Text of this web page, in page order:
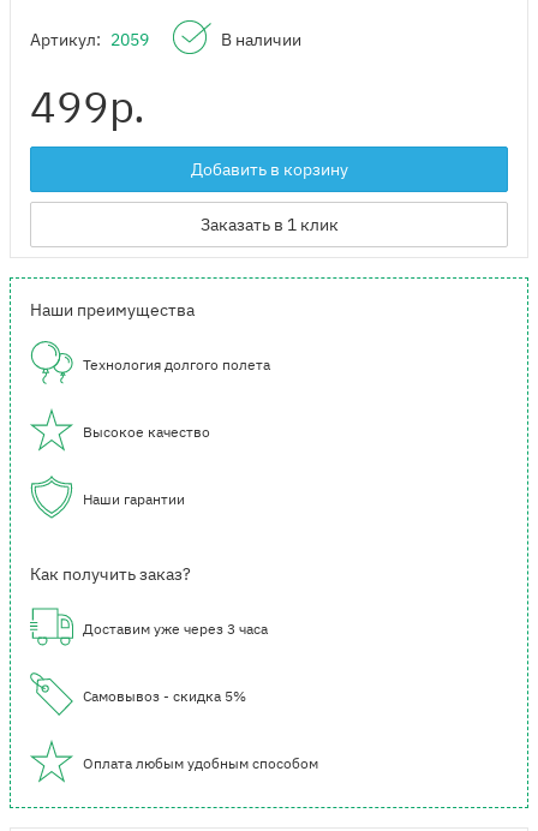
Артикул: 2059 В наличии
499р.
Добавить в корзину
Заказать в 1 клик
Наши преимущества
Технология долгого полета
Высокое качество
Наши гарантии
Как получить заказ?
Доставим уже через 3 часа
Самовывоз - скидка 5%
Оплата любым удобным способом